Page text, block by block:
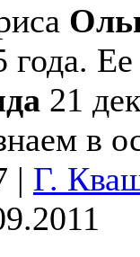
года.
21
в
| Г.